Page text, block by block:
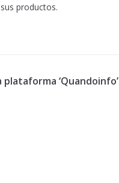
productos.
‘Quandoinfo’